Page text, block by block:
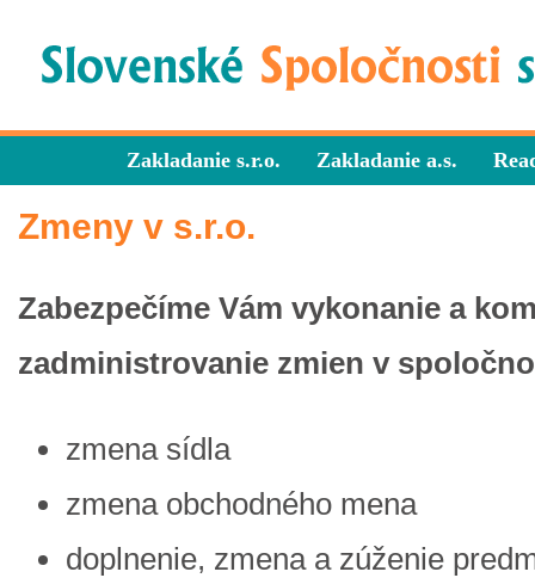
Zakladanie s.r.o. Zakladanie a.s.
Zmeny v s.r.o.
Zabezpečíme Vám vykonanie a
zadministrovanie zmien v
zmena sídla
zmena obchodného mena
doplnenie, zmena a zúženie